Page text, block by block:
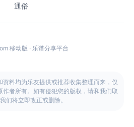
通俗
移动版 · 乐谱分享平台
资料均为乐友提供或推荐收集整理而来，仅
者所有。如有侵犯您的版权，请和我们取
们将立即改正或删除。